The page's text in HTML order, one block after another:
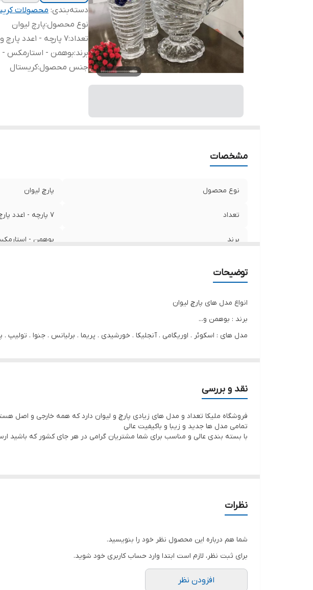
دسته‌بندی: محصولات
نوع محصول:پارچ لیوان
تعداد:7 پارچه - 1عدد پارچ و 6عدد لیوان
برند:بوهمن - استارمکس -
جنس محصول:کریستال
مشخصات
نوع محصول پارچ لیوان
تعداد 7 پارچه - 1عدد پارچ و 6عدد لیوان
برند بوهمن -
توضیحات
انواع مدل های پارچ لیوان
برند : بوهمن و...
مدل های : اسکوئر . اوریگامی . آنجلیکا . خورشیدی . پریما . برلیانس . جنوا . تولیپ .
همه چین هستند اما به سفارش لهستان هستند که کیفیت کریستال بالایی دارند.
هنگام ارسال همه به طور کامل بررسی میشوند.
نقد و بررسی
فروشگاه ملیکا تعداد و مدل های زیادی پارچ و لیوان دارد که همه خارجی و اصل
تمامی مدل ها جدید و زیبا و باکیفیت عالی
با بسته بندی عالی و مناسب برای شما مشتریان گرامی در هر جای کشور که باشید
نظرات
شما هم درباره این محصول نظر خود را بنویسید.
برای ثبت نظر، لازم است ابتدا وارد حساب کاربری خود شوید.
افزودن نظر